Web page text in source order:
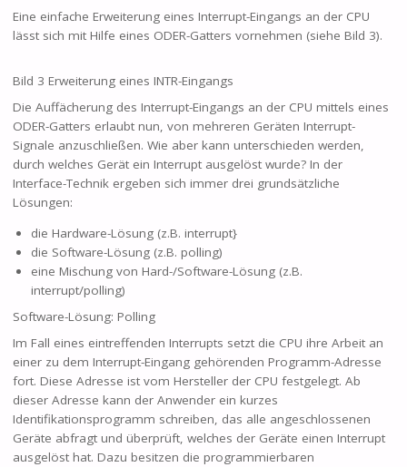
Eine einfache Erweiterung eines Interrupt-Eingangs an der CPU
lässt sich mit Hilfe eines ODER-Gatters vornehmen (siehe Bild 3).
Bild 3 Erweiterung eines INTR-Eingangs
Die Auffächerung des Interrupt-Eingangs an der CPU mittels eines
ODER-Gatters erlaubt nun, von mehreren Geräten Interrupt-
Signale anzuschließen. Wie aber kann unterschieden werden,
durch welches Gerät ein Interrupt ausgelöst wurde? In der
Interface-Technik ergeben sich immer drei grundsätzliche
Lösungen:
die Hardware-Lösung (z.B. interrupt}
die Software-Lösung (z.B. polling)
eine Mischung von Hard-/Software-Lösung (z.B.
interrupt/polling)
Software-Lösung: Polling
Im Fall eines eintreffenden Interrupts setzt die CPU ihre Arbeit an
einer zu dem Interrupt-Eingang gehörenden Programm-Adresse
fort. Diese Adresse ist vom Hersteller der CPU festgelegt. Ab
dieser Adresse kann der Anwender ein kurzes
Identifikationsprogramm schreiben, das alle angeschlossenen
Geräte abfragt und überprüft, welches der Geräte einen Interrupt
ausgelöst hat. Dazu besitzen die programmierbaren